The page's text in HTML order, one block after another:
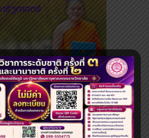
ระดับปริญญาโท